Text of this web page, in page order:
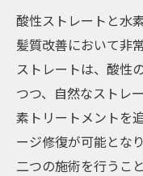
酸性ストレートと水
髪質改善において非
ストレートは、酸性
つつ、自然なストレ
素トリートメントを
ージ修復が可能とな
二つの施術を行うこ